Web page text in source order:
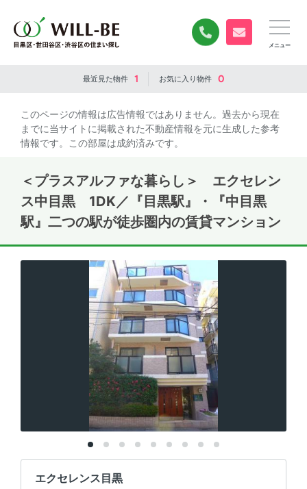
0120-840-834
無料お問い合
最近見た物件 1 お気に入り物件 0
このページの情報は広告情報ではありません。過去から現在
までに当サイトに掲載された不動産情報を元に生成した参考
情報です。この部屋は成約済みです。
＜プラスアルファな暮らし＞ エクセレン
ス中目黒 1DK／『目黒駅』・『中目黒
駅』二つの駅が徒歩圏内の賃貸マンション
エクセレンス目黒